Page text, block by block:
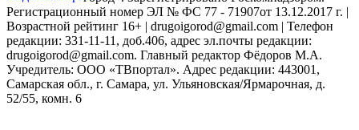
Регистрационный номер ЭЛ № ФС 77 - 71907от 13.12.2017 г. |
Возрастной рейтинг 16+ | drugoigorod@gmail.com | Телефон
редакции: 331-11-11, доб.406, адрес эл.почты редакции:
drugoigorod@gmail.com. Главный редактор Фёдоров М.А.
Учредитель: ООО «ТВпортал». Адрес редакции: 443001,
Самарская обл., г. Самара, ул. Ульяновская/Ярмарочная, д.
52/55, комн. 6